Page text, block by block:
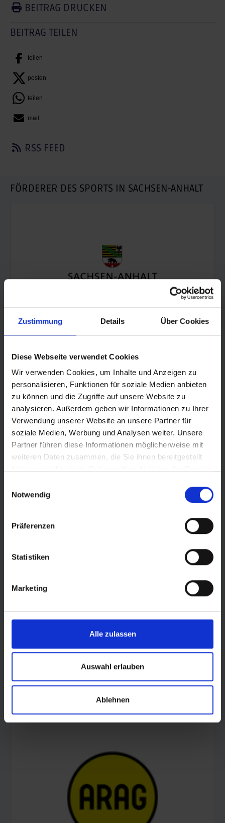
Zustimmung Details Über Cookies
Diese Webseite verwendet Cookies
Wir verwenden Cookies, um Inhalte und Anzeigen zu
personalisieren, Funktionen für soziale Medien anbieten
zu können und die Zugriffe auf unsere Website zu
analysieren. Außerdem geben wir Informationen zu Ihrer
Verwendung unserer Website an unsere Partner für
soziale Medien, Werbung und Analysen weiter. Unsere
Partner führen diese Informationen möglicherweise mit
weiteren Daten zusammen, die Sie ihnen bereitgestellt
Notwendig
Präferenzen
Statistiken
Marketing
Alle zulassen
Auswahl erlauben
Ablehnen
BEITRAG DRUCKEN
BEITRAG TEILEN
teilen
posten
teilen
mail
RSS FEED
FÖRDERER DES SPORTS IN SACHSEN-ANHALT